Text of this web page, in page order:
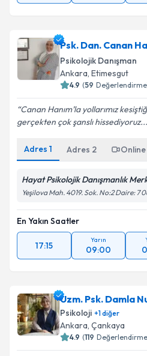
Psk. Dan. Canan
Psikolojik Danışman
Ankara, Etimesgut
4.9 (59
Canan Hanım’la yollarımız
gerçekten çok şanslı
Adres 1 Adres 2
Hayat Psikolojik Danışmanlık
Yeşilova Mah. 4019. Sok. No:2 Daire: 7
En Yakın Saatler
17:15
Yarın
09:00
Uzm. Psk. Damla
Psikoloji +1diğer
Ankara, Çankaya
4.9 (119